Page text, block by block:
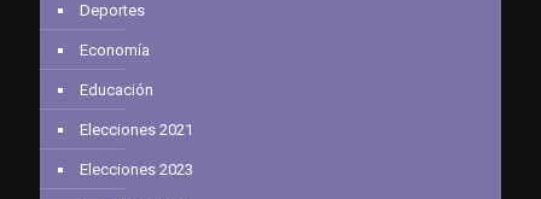
Deportes
Economía
Educación
Elecciones 2021
Elecciones 2023